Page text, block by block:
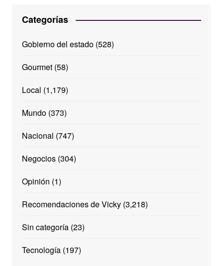
Categorías
Gobierno del estado(528)
Gourmet(58)
Local (1,179)
Mundo(373)
Nacional (747)
Negocios(304)
Opinión (1)
Recomendaciones de Vicky(3,218)
Sin categoría(23)
Tecnología(197)